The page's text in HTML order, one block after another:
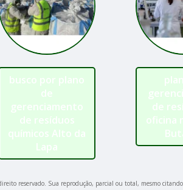
busco por plano
de
gerenciamento
de resíduos
químicos Alto da
Lapa
de
oficina
reservado. Sua reprodução, parcial ou total, mesmo